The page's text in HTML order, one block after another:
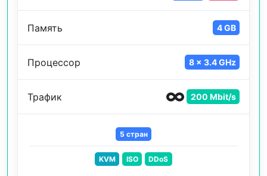
Память 4 GB
Процессор 8 x 3.4 GHz
Трафик 200 Mbit/s
5 стран
KVM ISO DDoS